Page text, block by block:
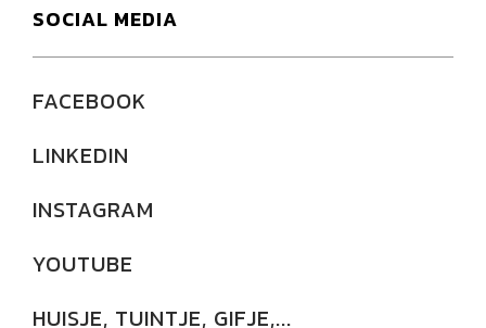
SOCIAL MEDIA
FACEBOOK
LINKEDIN
INSTAGRAM
YOUTUBE
HUISJE, TUINTJE, GIFJE,...